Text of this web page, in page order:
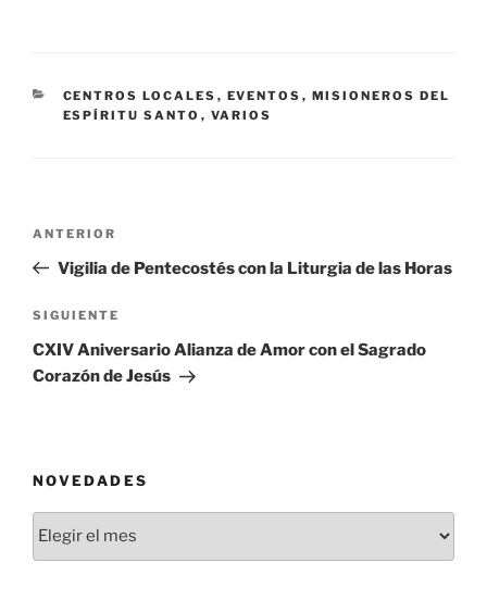
CATEGORÍAS
CENTROS LOCALES , EVENTOS , MISIONEROS DEL
ESPÍRITU SANTO , VARIOS
entradas
Entrada
anterior:
ANTERIOR
Vigilia de Pentecostés con la Liturgia de las Horas
Siguiente
entrada
SIGUIENTE
CXIV Aniversario Alianza de Amor con el Sagrado
Corazón de Jesús
NOVEDADES